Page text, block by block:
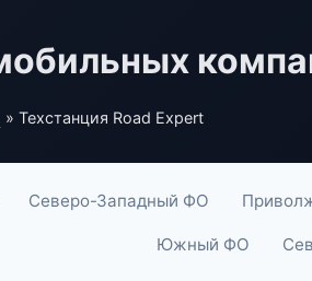
» Техстанция Road Expert
Северо-Западный ФО
Южный ФО